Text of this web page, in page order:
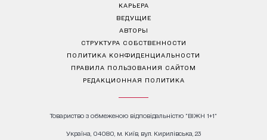
КАРЬЕРА
ВЕДУЩИЕ
АВТОРЫ
СТРУКТУРА СОБСТВЕННОСТИ
ПОЛИТИКА КОНФИДЕНЦИАЛЬНОСТИ
ПРАВИЛА ПОЛЬЗОВАНИЯ САЙТОМ
РЕДАКЦИОННАЯ ПОЛИТИКА
Товариство з обмеженою відповідальністю "ВІЖН 1+1"
Україна, 04080, м. Київ, вул. Кирилівська, 23